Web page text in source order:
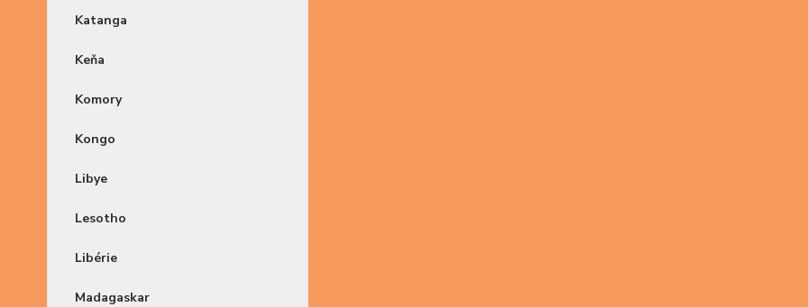
Katanga
Keňa
Komory
Kongo
Libye
Lesotho
Libérie
Madagaskar